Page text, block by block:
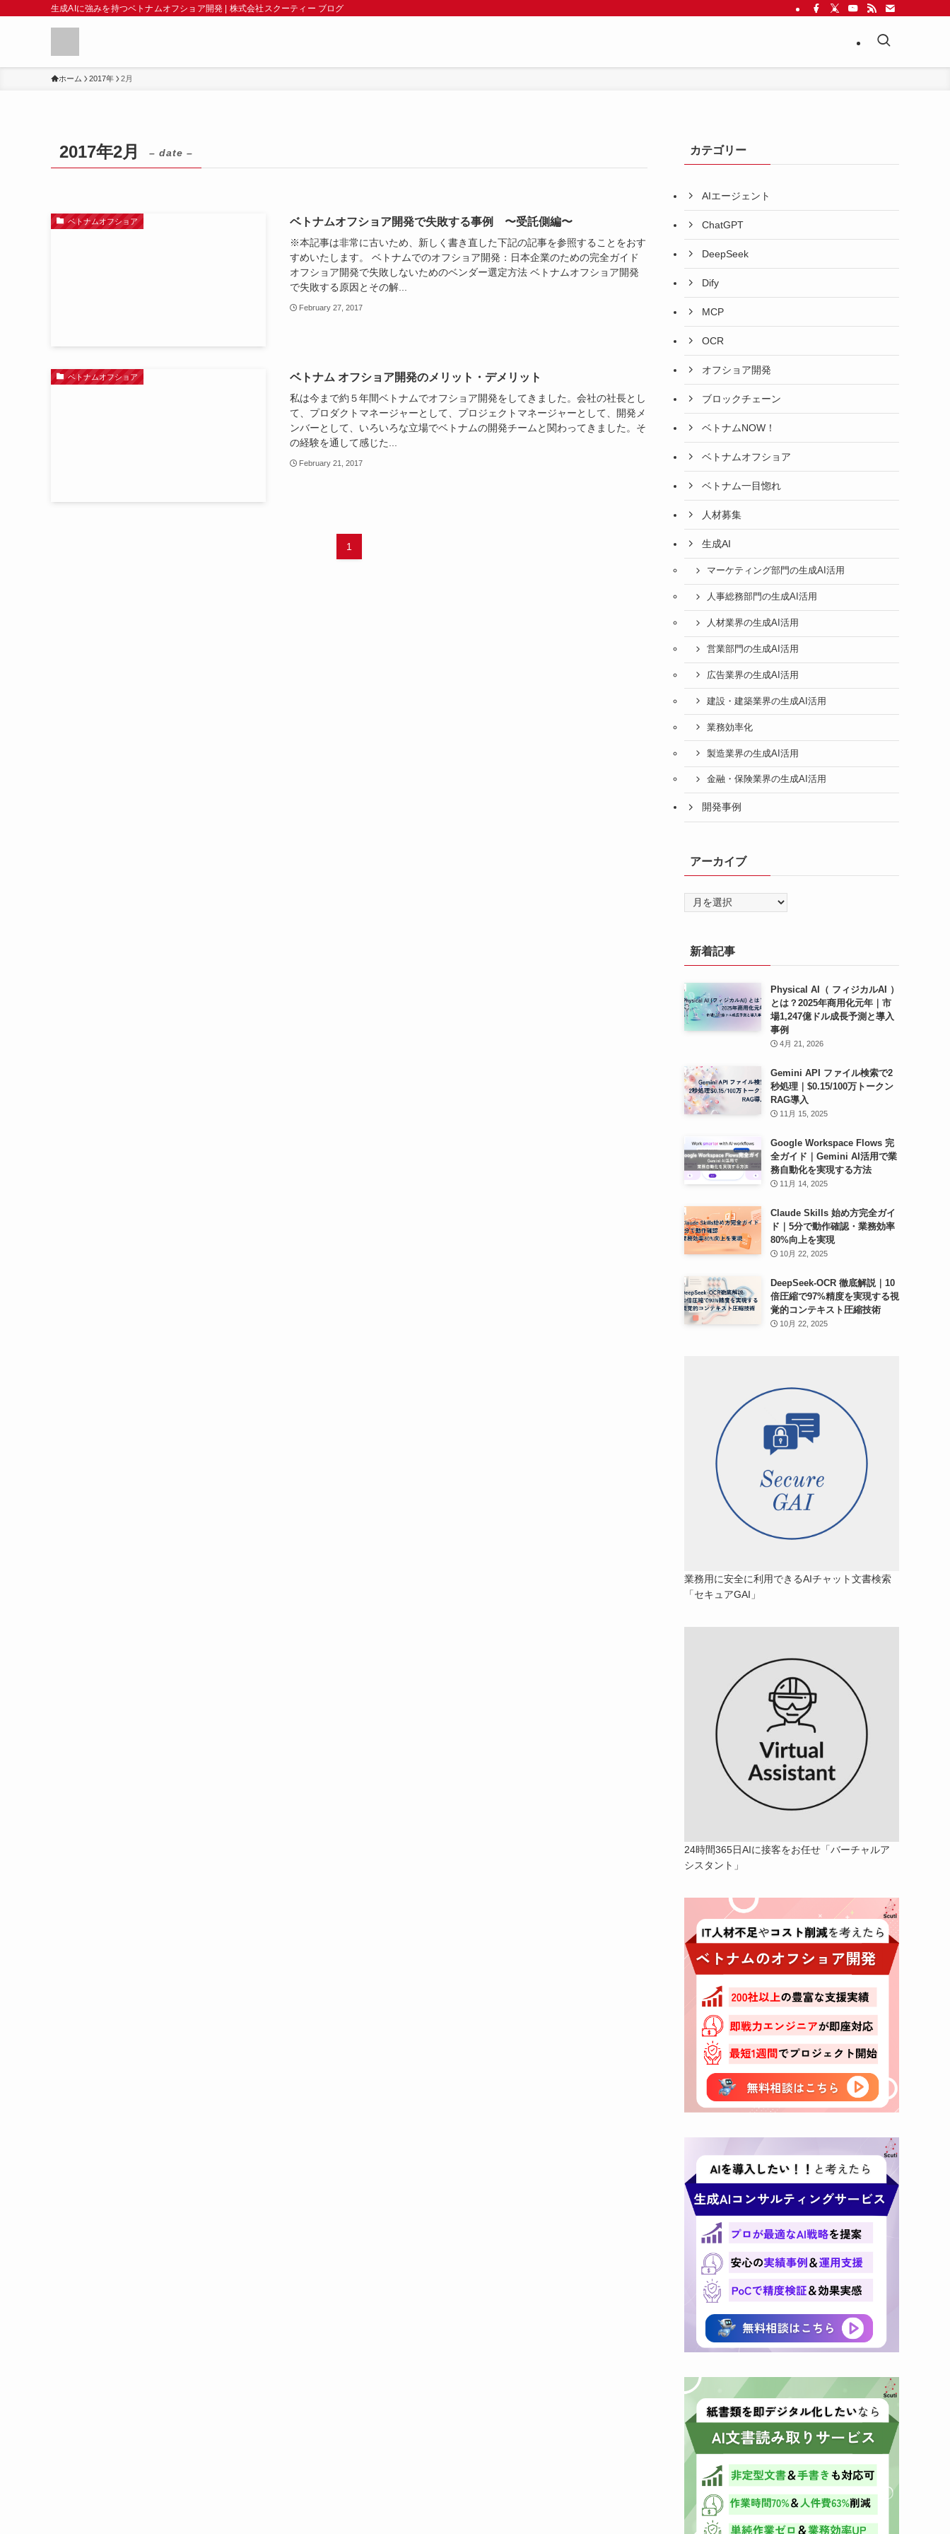
生成AIに強みを持つベトナムオフショア開発 | 株式会社スクーティー ブログ
ホーム 2017年 2月
2017年2月 – date –
ベトナムオフショア ベトナムオフショア開発で失敗する事例 〜受託側編〜
※本記事は非常に古いため、新しく書き直した下記の記事を参照することをおす
すめいたします。 ベトナムでのオフショア開発：日本企業のための完全ガイド
オフショア開発で失敗しないためのベンダー選定方法 ベトナムオフショア開発
で失敗する原因とその解...
February 27, 2017
ベトナムオフショア ベトナム オフショア開発のメリット・デメリット
私は今まで約５年間ベトナムでオフショア開発をしてきました。会社の社長とし
て、プロダクトマネージャーとして、プロジェクトマネージャーとして、開発メ
ンバーとして、いろいろな立場でベトナムの開発チームと関わってきました。そ
の経験を通して感じた...
February 21, 2017
1
カテゴリー
AIエージェント
ChatGPT
DeepSeek
Dify
MCP
OCR
オフショア開発
ブロックチェーン
ベトナムNOW！
ベトナムオフショア
ベトナム一目惚れ
人材募集
生成AI
マーケティング部門の生成AI活用
人事総務部門の生成AI活用
人材業界の生成AI活用
営業部門の生成AI活用
広告業界の生成AI活用
建設・建築業界の生成AI活用
業務効率化
製造業界の生成AI活用
金融・保険業界の生成AI活用
開発事例
アーカイブ
ー
イ新着記事
Physical AI（ フィジカルAI ）
とは？2025年商用化元年｜市
場1,247億ドル成長予測と導入
事例
4月 21, 2026
Gemini API ファイル検索で2
秒処理｜$0.15/100万トークン
RAG導入
11月 15, 2025
Google Workspace Flows 完
全ガイド｜Gemini AI活用で業
務自動化を実現する方法
11月 14, 2025
Claude Skills 始め方完全ガイ
ド｜5分で動作確認・業務効率
80%向上を実現
10月 22, 2025
DeepSeek-OCR 徹底解説｜10
倍圧縮で97%精度を実現する視
覚的コンテキスト圧縮技術
10月 22, 2025
業務用に安全に利用できるAIチャット文書検索
「セキュアGAI」
24時間365日AIに接客をお任せ「バーチャルア
シスタント」